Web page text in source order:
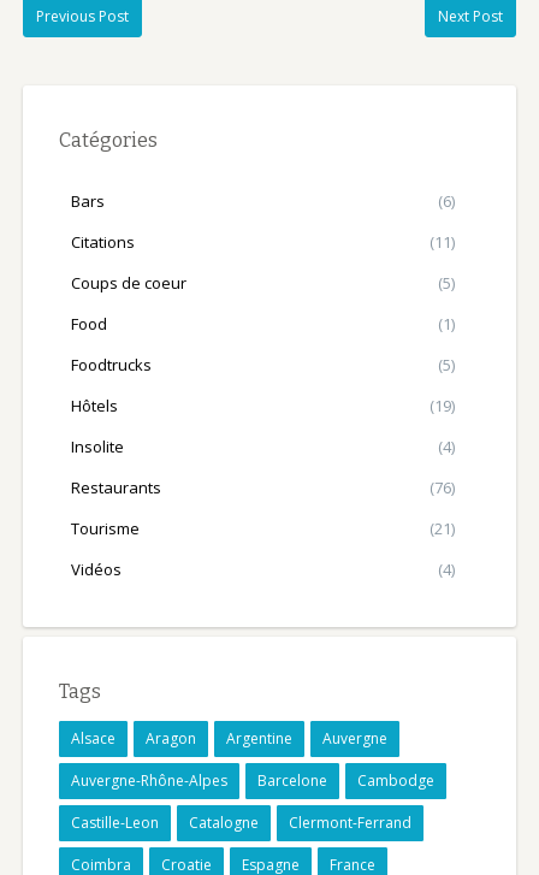
Previous Post Next Post
Catégories
Bars
(6)
Citations
(11)
Coups de coeur
(5)
Food
(1)
Foodtrucks
(5)
Hôtels
(19)
Insolite
(4)
Restaurants
(76)
Tourisme
(21)
Vidéos
(4)
Tags
Alsace Aragon Argentine Auvergne
Auvergne-Rhône-Alpes Barcelone Cambodge
Castille-Leon Catalogne Clermont-Ferrand
Coimbra Croatie Espagne France